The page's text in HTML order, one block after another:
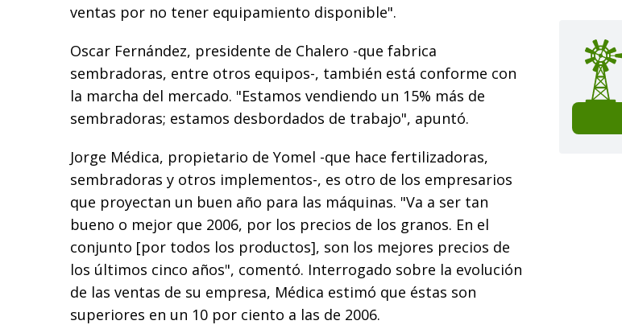
ventas por no tener equipamiento disponible".
Oscar Fernández, presidente de Chalero -que fabrica
sembradoras, entre otros equipos-, también está conforme con
la marcha del mercado. "Estamos vendiendo un 15% más de
sembradoras; estamos desbordados de trabajo", apuntó.
Jorge Médica, propietario de Yomel -que hace fertilizadoras,
sembradoras y otros implementos-, es otro de los empresarios
que proyectan un buen año para las máquinas. "Va a ser tan
bueno o mejor que 2006, por los precios de los granos. En el
conjunto [por todos los productos], son los mejores precios de
los últimos cinco años", comentó. Interrogado sobre la evolución
de las ventas de su empresa, Médica estimó que éstas son
superiores en un 10 por ciento a las de 2006.